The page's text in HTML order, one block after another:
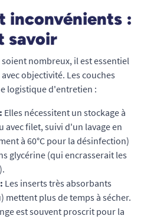
inconvénients :
savoir
soient nombreux, il est essentiel
objectivité. Les couches
logistique d'entretien :
Elles nécessitent un stockage à
avec filet, suivi d'un lavage en
à 60°C pour la désinfection)
glycérine (qui encrasserait les
Les inserts très absorbants
mettent plus de temps à sécher.
est souvent proscrit pour la